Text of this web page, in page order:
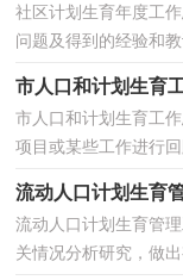
社区计划生育年度
问题及得到的经验和
市人口和计划生育
市人口和计划生育
项目或某些工作进行
流动人口计划生育
流动人口计划生育
关情况分析研究，做